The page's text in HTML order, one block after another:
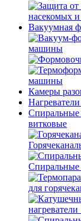
насекомых
Вакуумная
машины
машины
Камеры
Спиральные
витковые
Спиральные
для